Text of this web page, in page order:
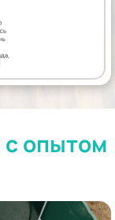
с опытом